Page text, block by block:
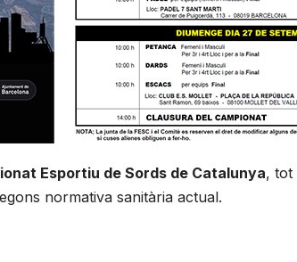
Esportiu de Sords de Catalunya, tot
normativa sanitària actual.